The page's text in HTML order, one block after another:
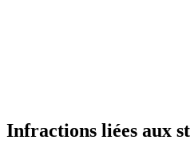
Infractions liées aux